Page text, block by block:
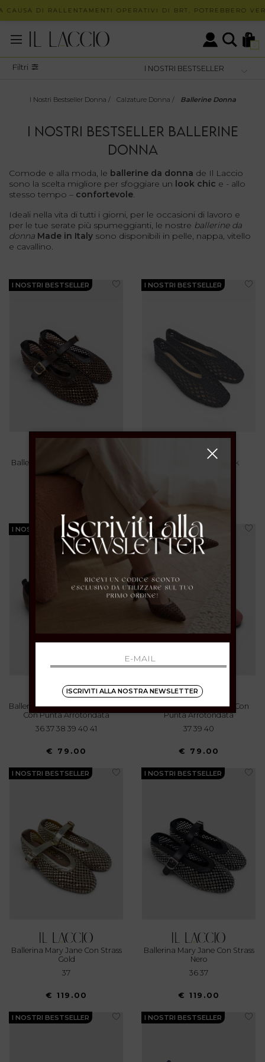
DI RALLENTAMENTI OPERATIVI DI BRT, POTREBBERO
0
Filtri
I Nostri Bestseller Donna / Calzature Donna / Ballerine Donna
I NOSTRI BESTSELLER BALLERINE
DONNA
Comode e alla moda, le ballerine da donna de Il Laccio
sono la scelta migliore per sfoggiare un look chic e - allo
stesso tempo – confortevole.
Ideali nella vita di tutti i giorni, per le occasioni di lavoro e
per le tue serate più spumeggianti, le nostre ballerine da
donna Made in Italy sono disponibili in pelle, nappa, vitello
e cavallino.
I NOSTRI BESTSELLER
Ballerina Mary Jane Con Strass
Brown
I NOSTRI BESTSELLER
inuovo
Ballerina In Rete Black
I NOSTRI BESTSELLER
Ballerina In Suede Testa Di Moro
Con Punta Arrotondata
36 37 38 39 40 41
€ 79.00
I NOSTRI BESTSELLER
Ballerina In Suede Rosa Con
Punta Arrotondata
37 39 40
€ 79.00
I NOSTRI BESTSELLER
Ballerina Mary Jane Con Strass
Gold
37
€ 119.00
I NOSTRI BESTSELLER
Ballerina Mary Jane Con Strass
Nero
36 37
€ 119.00
I NOSTRI BESTSELLER I NOSTRI BESTSELLER
ISCRIVITI ALLA NOSTRA NEWSLETTER